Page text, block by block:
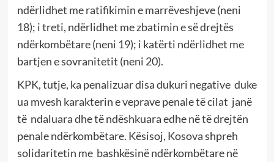
ndërlidhet me ratifikimin e marrëveshjeve (neni
18); i treti, ndërlidhet me zbatimin e së drejtës
ndërkombëtare (neni 19); i katërti ndërlidhet me
bartjen e sovranitetit (neni 20).
KPK, tutje, ka penalizuar disa dukuri negative duke
ua mvesh karakterin e veprave penale të cilat janë
të ndaluara dhe të ndëshkuara edhe në të drejtën
penale ndërkombëtare. Kësisoj, Kosova shpreh
solidaritetin me bashkësinë ndërkombëtare në